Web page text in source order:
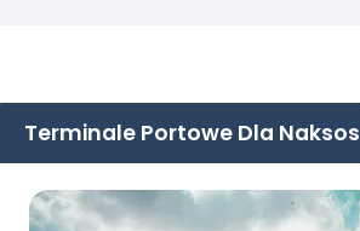
Terminale Portowe Dla Naksos